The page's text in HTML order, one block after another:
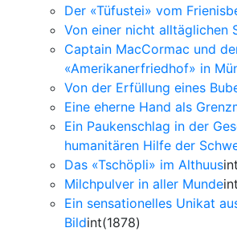
Der «Tüfustei» vom
Von einer nicht alltäglichen
Captain MacCormac und
«Amerikanerfriedhof» in
Von der Erfüllung eines
Eine eherne Hand als
Ein Paukenschlag in der
humanitären Hilfe der
Das «Tschöpli» im Althuus
Milchpulver in aller Munde
Ein sensationelles Unikat
Bildint(1878)